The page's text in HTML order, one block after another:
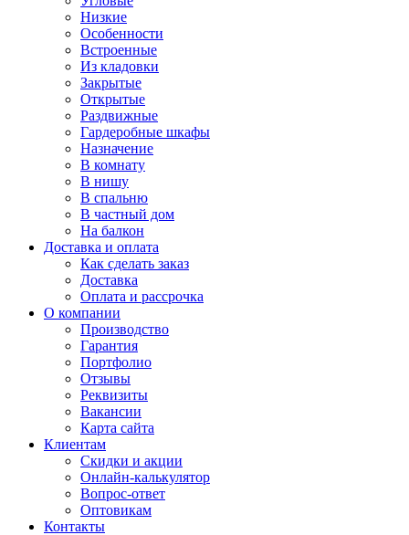
Низкие
Особенности
Встроенные
Из кладовки
Закрытые
Открытые
Раздвижные
Гардеробные шкафы
Назначение
В комнату
В нишу
В спальню
В частный дом
На балкон
Доставка и оплата
Как сделать заказ
Доставка
Оплата и рассрочка
О компании
Производство
Гарантия
Портфолио
Отзывы
Реквизиты
Вакансии
Карта сайта
Клиентам
Скидки и акции
Онлайн-калькулятор
Вопрос-ответ
Оптовикам
Контакты